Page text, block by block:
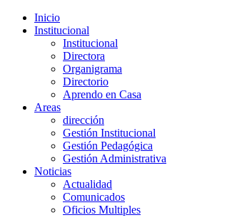
Inicio
Institucional
Institucional
Directora
Organigrama
Directorio
Aprendo en Casa
Areas
dirección
Gestión Institucional
Gestión Pedagógica
Gestión Administrativa
Noticias
Actualidad
Comunicados
Oficios Multiples